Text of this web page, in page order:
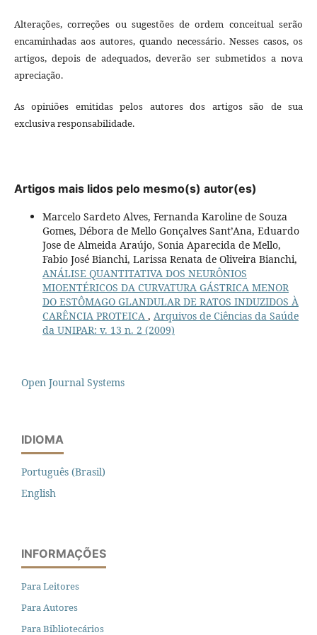
Alterações, correções ou sugestões de ordem conceitual serão
encaminhadas aos autores, quando necessário. Nesses casos, os
artigos, depois de adequados, deverão ser submetidos a nova
apreciação.
As opiniões emitidas pelos autores dos artigos são de sua
exclusiva responsabilidade.
Artigos mais lidos pelo mesmo(s) autor(es)
Marcelo Sardeto Alves, Fernanda Karoline de Souza
Gomes, Débora de Mello Gonçalves Sant’Ana, Eduardo
Jose de Almeida Araújo, Sonia Aparecida de Mello,
Fabio José Bianchi, Larissa Renata de Oliveira Bianchi,
ANÁLISE QUANTITATIVA DOS NEURÔNIOS
MIOENTÉRICOS DA CURVATURA GÁSTRICA MENOR
DO ESTÔMAGO GLANDULAR DE RATOS INDUZIDOS À
CARÊNCIA PROTEICA , Arquivos de Ciências da Saúde
da UNIPAR: v. 13 n. 2 (2009)
Open Journal Systems
IDIOMA
Português (Brasil)
English
INFORMAÇÕES
Para Leitores
Para Autores
Para Bibliotecários